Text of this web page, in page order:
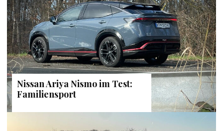
Nissan Ariya Nismo im Test:
Familiensport